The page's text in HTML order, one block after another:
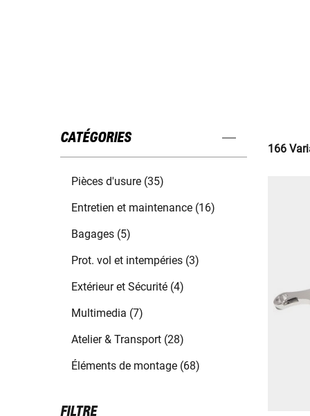
CATÉGORIES
Pièces d'usure (35)
Entretien et maintenance (16)
Bagages (5)
Prot. vol et intempéries (3)
Extérieur et Sécurité (4)
Multimedia (7)
Atelier & Transport (28)
Éléments de montage (68)
FILTRE
166